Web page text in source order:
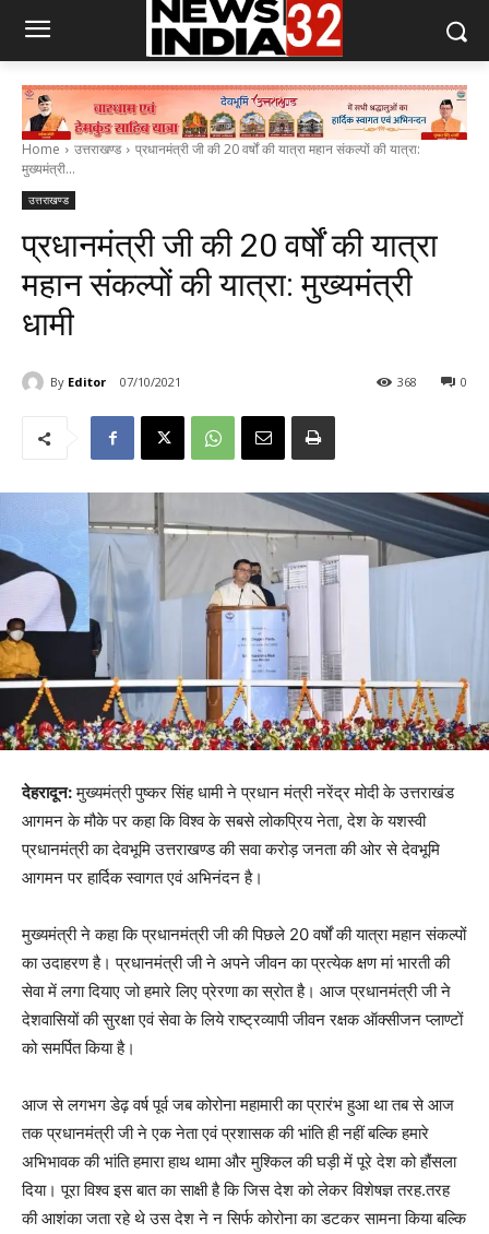
Home उत्तराखण्ड
प्रधानमंत्री जी की 20 वर्षों की यात्रा महान संकल्पों की यात्रा:
मुख्यमंत्री...
उत्तराखण्ड
प्रधानमंत्री जी की 20 वर्षों की यात्रा
महान संकल्पों की यात्रा: मुख्यमंत्री
धामी
By Editor 07/10/2021 0
368
देहरादून:मुख्यमंत्री पुष्कर सिंह धामी ने प्रधान मंत्री नरेंद्र मोदी के उत्तराखंड
आगमन के मौके पर कहा कि विश्व के सबसे लोकप्रिय नेता, देश के यशस्वी
प्रधानमंत्री का देवभूमि उत्तराखण्ड की सवा करोड़ जनता की ओर से देवभूमि
आगमन पर हार्दिक स्वागत एवं अभिनंदन है।
मुख्यमंत्री ने कहा कि प्रधानमंत्री जी की पिछले 20 वर्षों की यात्रा महान संकल्पों
का उदाहरण है। प्रधानमंत्री जी ने अपने जीवन का प्रत्येक क्षण मां भारती की
सेवा में लगा दियाए जो हमारे लिए प्रेरणा का स्रोत है। आज प्रधानमंत्री जी ने
देशवासियों की सुरक्षा एवं सेवा के लिये राष्ट्रव्यापी जीवन रक्षक ऑक्सीजन प्लाण्टों
को समर्पित किया है।
आज से लगभग डेढ़ वर्ष पूर्व जब कोरोना महामारी का प्रारंभ हुआ था तब से आज
तक प्रधानमंत्री जी ने एक नेता एवं प्रशासक की भांति ही नहीं बल्कि हमारे
अभिभावक की भांति हमारा हाथ थामा और मुश्किल की घड़ी में पूरे देश को हौंसला
दिया। पूरा विश्व इस बात का साक्षी है कि जिस देश को लेकर विशेषज्ञ तरह.तरह
की आशंका जता रहे थे उस देश ने न सिर्फ कोरोना का डटकर सामना किया बल्कि